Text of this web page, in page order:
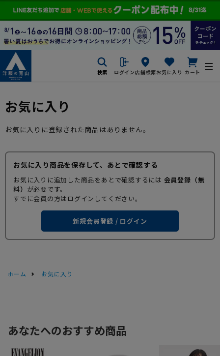
検索 ログイン店舗検索お気に入り カート
お気に入り
お気に入りに登録された商品はありません。
お気に入り商品を保存して、あとで確認する
お気に入りに追加した商品をあとで確認するには 会員登録（無
料） が必要です。
すでに会員の方はログインしてください。
新規会員登録 / ログイン
ホーム お気に入り